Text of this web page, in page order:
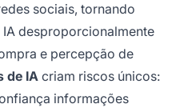
sociais, tornando
desproporcionalmente
e percepção de
de IAcriam riscos únicos:
informações